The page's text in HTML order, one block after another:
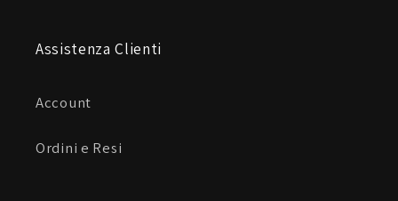
Assistenza Clienti
Account
Ordini e Resi